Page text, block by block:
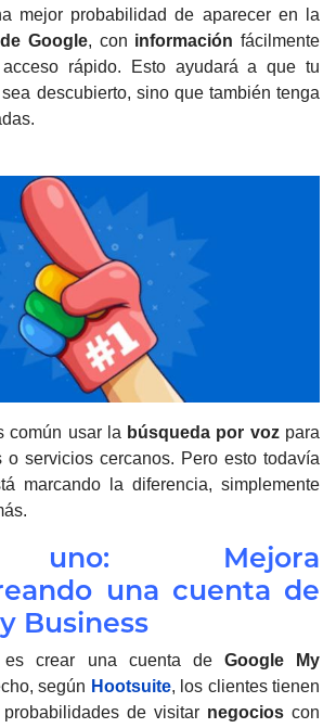
mejor probabilidad de aparecer en la
Google, con información fácilmente
rápido.
Esto ayudará a que tu
descubierto, sino que también tenga
común usar la búsqueda por vozpara
o servicios cercanos. Pero esto todavía
marcando la diferencia, simplemente
uno: Mejora
una cuenta de
Business
es crear una cuenta de Google My
según Hootsuite, los clientes tienen
de visitar negocioscon